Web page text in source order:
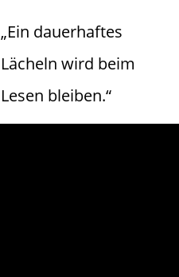
„Ein dauerhaftes
Lächeln wird beim
Lesen bleiben.“